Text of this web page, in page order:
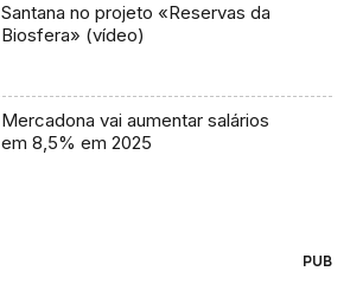
Santana no projeto «Reservas da
Biosfera» (vídeo)
Mercadona vai aumentar salários
em 8,5% em 2025
PUB